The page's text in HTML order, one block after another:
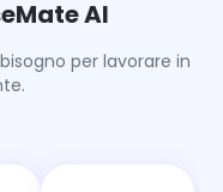
AI
per lavorare in